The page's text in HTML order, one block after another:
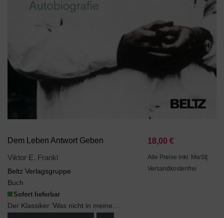
Dem Leben Antwort Geben
Viktor E. Frankl
Beltz Verlagsgruppe
Buch
Sofort lieferbar
Der Klassiker 'Was nicht in meinen Büchern steht' in neuer Ausgabe: Frankls Bericht von Auschwitz...
18,00 €
Alle Preise inkl. MwSt|
Versandkostenfrei